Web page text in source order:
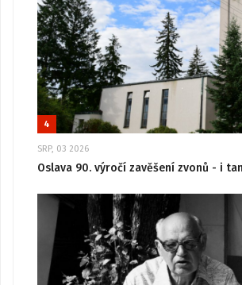
4
SRP, 03 2026
Oslava 90. výročí zavěšení zvonů - i